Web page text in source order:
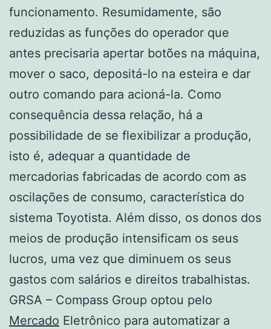
funcionamento. Resumidamente, são
reduzidas as funções do operador que
antes precisaria apertar botões na máquina,
mover o saco, depositá-lo na esteira e dar
outro comando para acioná-la. Como
consequência dessa relação, há a
possibilidade de se flexibilizar a produção,
isto é, adequar a quantidade de
mercadorias fabricadas de acordo com as
oscilações de consumo, característica do
sistema Toyotista. Além disso, os donos dos
meios de produção intensificam os seus
lucros, uma vez que diminuem os seus
gastos com salários e direitos trabalhistas.
GRSA – Compass Group optou pelo
Mercado Eletrônico para automatizar a